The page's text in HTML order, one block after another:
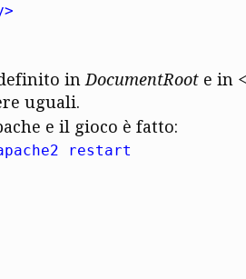
in DocumentRoot e in
uguali.
e il gioco è fatto:
restart